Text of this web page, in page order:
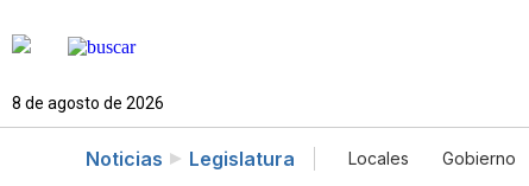
8 de agosto de 2026
Noticias Legislatura Locales Gobierno